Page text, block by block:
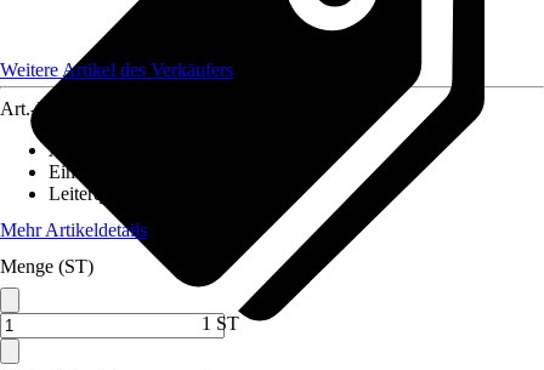
Weitere Artikel des Verkäufers
Art.-Nr.
Ausführung
Einheit
Leiterquerschnitt
Mehr Artikeldetails
Menge (ST)
1 ST